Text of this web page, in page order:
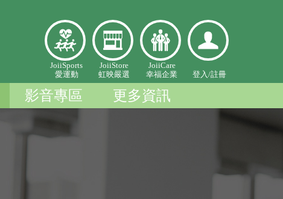
愛
運
動
虹映嚴
選
幸福企
業
人中心
JoiiSports
愛運動
JoiiStore
虹映嚴選
JoiiCare
幸福企業
登入/註冊
影音專區 更多資訊